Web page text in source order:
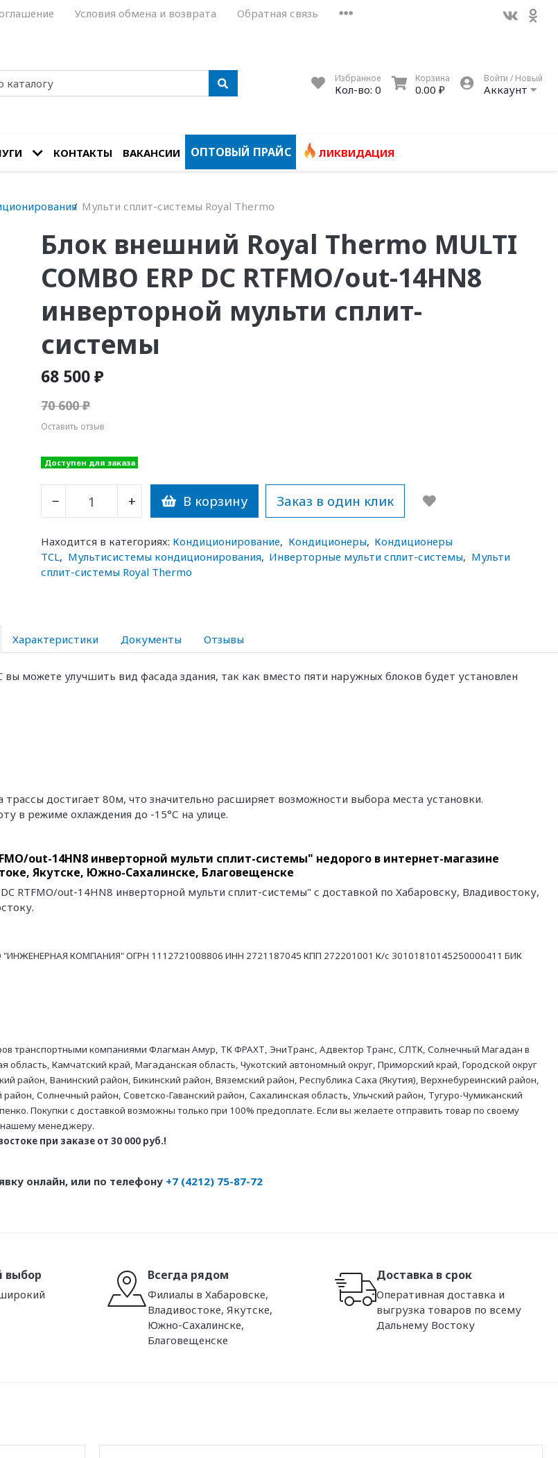
Условия обмена и возврата Обратная связь
Избранное
Кол-во: 0
Корзина
0.00 ₽
Войти / Новый
Аккаунт
КОНТАКТЫ ВАКАНСИИ ОПТОВЫЙ ПРАЙС ЛИКВИДАЦИЯ
Мульти сплит-системы Royal Thermo
Блок внешний Royal Thermo MULTI
COMBO ERP DC RTFMO/out-14HN8
инверторной мульти сплит-
системы
68 500 ₽
70 600 ₽
Оставить отзыв
Доступен для заказа
− + В корзину Заказ в один клик
Находится в категориях: Кондиционирование, Кондиционеры, Кондиционеры
TCL, Мультисистемы кондиционирования, Инверторные мульти сплит-системы, Мульти
сплит-системы Royal Thermo
Характеристики Документы Отзывы
можете улучшить вид фасада здания, так как вместо пяти наружных блоков будет установлен
достигает 80м, что значительно расширяет возможности выбора места установки.
в режиме охлаждения до -15°С на улице.
out-14HN8 инверторной мульти сплит-системы" недорого в интернет-магазине
Якутске, Южно-Сахалинске, Благовещенске
RTFMO/out-14HN8 инверторной мульти сплит-системы" с доставкой по Хабаровску, Владивостоку,
КОМПАНИЯ" ОГРН 1112721008806 ИНН 2721187045 КПП 272201001 К/с 30101810145250000411 БИК
транспортными компаниями Флагман Амур, ТК ФРАХТ, ЭниТранс, Адвектор Транс, СЛТК, Солнечный Магадан в
Камчатский край, Магаданская область, Чукотский автономный округ, Приморский край, Городской округ
район, Ванинский район, Бикинский район, Вяземский район, Республика Саха (Якутия), Верхнебуреинский район,
Солнечный район, Советско-Гаванский район, Сахалинская область, Ульчский район, Тугуро-Чумиканский
Покупки с доставкой возможны только при 100% предоплате. Если вы желаете отправить товар по своему
нашему менеджеру.
при заказе от 30 000 руб.!
онлайн, или по телефону +7 (4212) 75-87-72
выбор Всегда рядом
Филиалы в Хабаровске,
Владивостоке, Якутске,
Южно-Сахалинске,
Благовещенске
Доставка в срок
Оперативная доставка и
выгрузка товаров по всему
Дальнему Востоку